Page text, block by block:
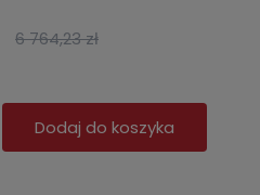
6 764,23 zł
Dodaj do koszyka